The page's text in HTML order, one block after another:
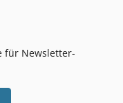
für Newsletter-